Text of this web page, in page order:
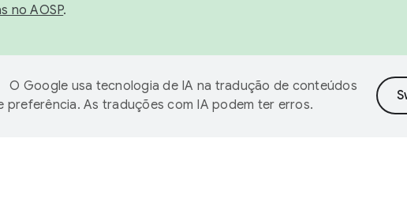
no AOSP.
O Google usa tecnologia de IA na tradução de conteúdos
preferência. As traduções com IA podem ter erros.